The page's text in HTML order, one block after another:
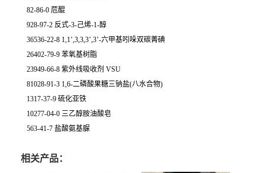
82-86-0 苊醌
928-97-2 反式-3-己烯-1-醇
36536-22-8 1,1’,3,3,3’,3’-六甲基吲哚双碳菁碘
26402-79-9 苯氧基树脂
23949-66-8 紫外线吸收剂 VSU
81028-91-3 1,6-二磷酸果糖三钠盐(八水合物)
1317-37-9 硫化亚铁
10277-04-0 三乙醇胺油酸皂
563-41-7 盐酸氨基脲
相关产品：